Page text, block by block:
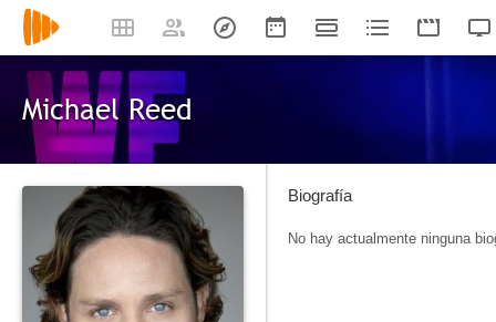
Michael Reed
Biografía
No hay actualmente ninguna